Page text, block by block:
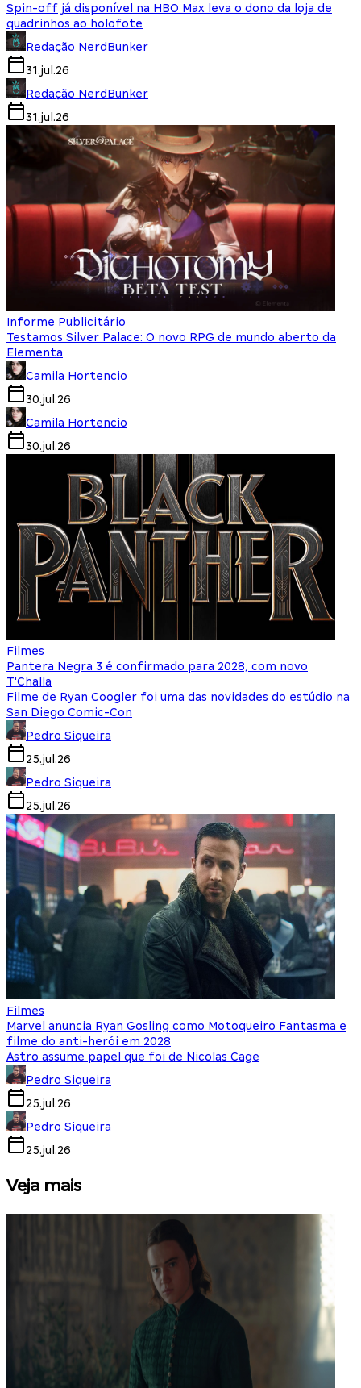
Spin-off já disponível na HBO Max leva o dono da loja de
quadrinhos ao holofote
Redação NerdBunker
31.jul.26
Redação NerdBunker
31.jul.26
Informe Publicitário
Testamos Silver Palace: O novo RPG de mundo aberto da
Elementa
Camila Hortencio
30.jul.26
Camila Hortencio
30.jul.26
Filmes
Pantera Negra 3 é confirmado para 2028, com novo
T'Challa
Filme de Ryan Coogler foi uma das novidades do estúdio na
San Diego Comic-Con
Pedro Siqueira
25.jul.26
Pedro Siqueira
25.jul.26
Filmes
Marvel anuncia Ryan Gosling como Motoqueiro Fantasma e
filme do anti-herói em 2028
Astro assume papel que foi de Nicolas Cage
Pedro Siqueira
25.jul.26
Pedro Siqueira
25.jul.26
Veja mais